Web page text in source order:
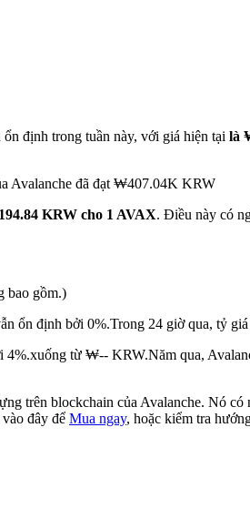
chấp
định trong tuần này, với giá hiện tại là
Avalanche đã đạt ₩407.04K KRW
KRW cho 1 AVAX. Điều này có
bao gồm.)
ổn định bởi 0%.Trong 24 giờ qua, tỷ
4%.xuống từ ₩-- KRW.Năm qua,
trên blockchain của Avalanche. Nó
đây để Mua ngay, hoặc kiểm tra